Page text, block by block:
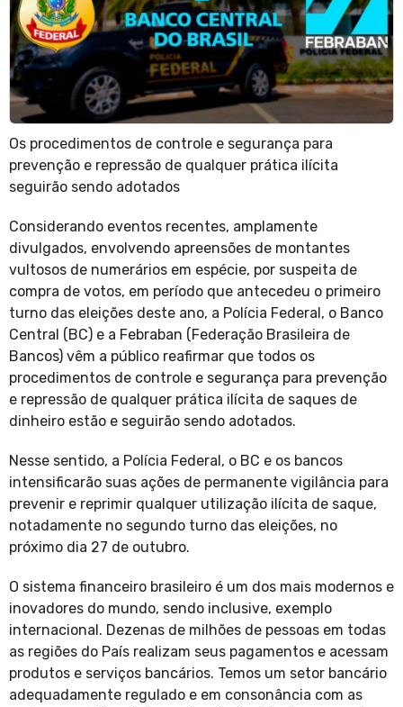
Os procedimentos de controle e segurança para
prevenção e repressão de qualquer prática ilícita
seguirão sendo adotados
Considerando eventos recentes, amplamente
divulgados, envolvendo apreensões de montantes
vultosos de numerários em espécie, por suspeita de
compra de votos, em período que antecedeu o primeiro
turno das eleições deste ano, a Polícia Federal, o Banco
Central (BC) e a Febraban (Federação Brasileira de
Bancos) vêm a público reafirmar que todos os
procedimentos de controle e segurança para prevenção
e repressão de qualquer prática ilícita de saques de
dinheiro estão e seguirão sendo adotados.
Nesse sentido, a Polícia Federal, o BC e os bancos
intensificarão suas ações de permanente vigilância para
prevenir e reprimir qualquer utilização ilícita de saque,
notadamente no segundo turno das eleições, no
próximo dia 27 de outubro.
O sistema financeiro brasileiro é um dos mais modernos e
inovadores do mundo, sendo inclusive, exemplo
internacional. Dezenas de milhões de pessoas em todas
as regiões do País realizam seus pagamentos e acessam
produtos e serviços bancários. Temos um setor bancário
adequadamente regulado e em consonância com as